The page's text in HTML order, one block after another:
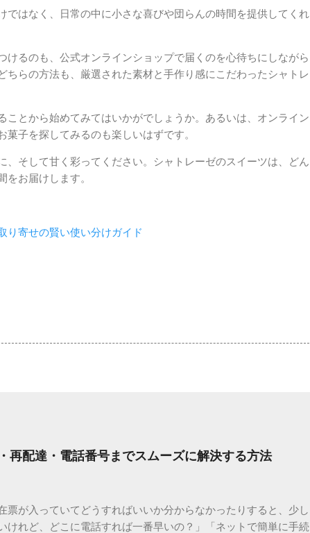
ではなく、日常の中に小さな喜びや団らんの時間を提供してくれ
るのも、公式オンラインショップで届くのを心待ちにしながら
らの方法も、厳選された素材と手作り感にこだわったシャトレ
ことから始めてみてはいかがでしょうか。あるいは、オンライン
子を探してみるのも楽しいはずです。
そして甘く彩ってください。シャトレーゼのスイーツは、どん
お届けします。
り寄せの賢い使い分けガイド
再配達・電話番号までスムーズに解決する方法
が入っていてどうすればいいか分からなかったりすると、少し
れど、どこに電話すれば一番早いの？」「ネットで簡単に手続